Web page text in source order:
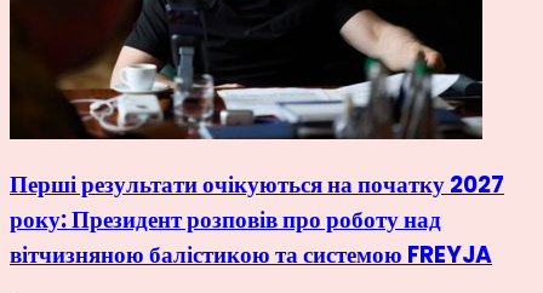
Перші результати очікуються на початку 2027
року: Президент розповів про роботу над
вітчизняною балістикою та системою FREYJA